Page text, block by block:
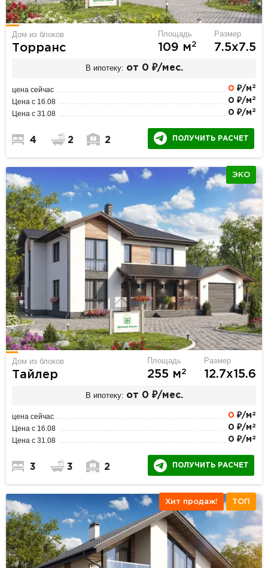
Дом из блоков
Торранс
Площадь
109 м2
Размер
7.5х7.5
В ипотеку: от 0 ₽/мес.
цена сейчас 0 ₽/м 2
Цена с 16.08 0 ₽/м 2
Цена с 31.08 0 ₽/м 2
4 2 2 ПОЛУЧИТЬ РАСЧЕТ
ЭКО
Дом из блоков
Тайлер
Площадь
255 м2
Размер
12.7х15.6
В ипотеку: от 0 ₽/мес.
цена сейчас 0 ₽/м 2
Цена с 16.08 0 ₽/м 2
Цена с 31.08 0 ₽/м 2
3 3 2 ПОЛУЧИТЬ РАСЧЕТ
Хит продаж! ТОП